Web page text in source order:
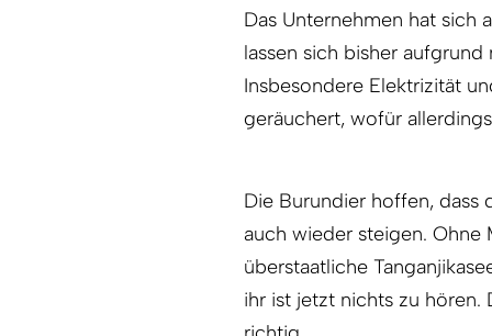
Das Unternehmen hat sich
lassen sich bisher
Insbesondere Elektrizität
geräuchert, wofür
Die Burundier hoffen, dass
auch wieder steigen. Ohne
überstaatliche
ihr ist jetzt nichts zu